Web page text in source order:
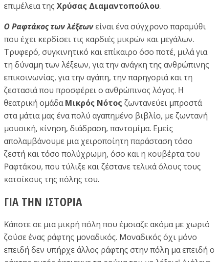
επιμέλεια της Χρύσας Διαμαντοπούλου.
Ο Ραφτάκος των λέξεωνείναι ένα σύγχρονο παραμύθι
που έχει κερδίσει τις καρδιές μικρών και μεγάλων.
Τρυφερό, συγκινητικό και επίκαιρο όσο ποτέ, μιλά για
τη δύναμη των λέξεων, για την ανάγκη της ανθρώπινης
επικοινωνίας, για την αγάπη, την παρηγοριά και τη
ζεστασιά που προσφέρει ο ανθρώπινος λόγος. Η
θεατρική ομάδαΜικρός Νότος ζωντανεύει μπροστά
στα μάτια μας ένα πολύ αγαπημένο βιβλίο, με ζωντανή
μουσική, κίνηση, διάδραση, παντομίμα. Εμείς
απολαμβάνουμε μια χειροποίητη παράσταση τόσο
ζεστή και τόσο πολύχρωμη, όσο και η κουβέρτα του
Ραφτάκου, που τύλιξε και ζέστανε τελικά όλους τους
κατοίκους της πόλης του.
ΓΙΑ ΤΗΝ ΙΣΤΟΡΙΑ
Κάποτε σε μια μικρή πόλη που έμοιαζε ακόμα με χωριό
ζούσε ένας ράφτης μοναδικός. Μοναδικός όχι μόνο
επειδή δεν υπήρχε άλλος ράφτης στην πόλη μα επειδή ο